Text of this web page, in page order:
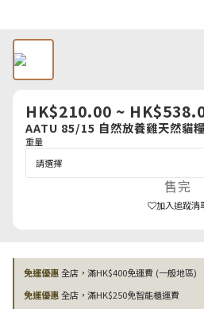
HK$210.00 ~
AATU 85/15 自然放養雞天然貓
重量
售完
加入追蹤清
免運優惠全店，滿HK$400免運費 (一般地區)
免運優惠全店，滿HK$250免智能櫃運費